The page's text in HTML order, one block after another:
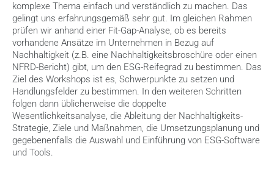
komplexe Thema einfach und verständlich zu machen. Das
gelingt uns erfahrungsgemäß sehr gut. Im gleichen Rahmen
prüfen wir anhand einer Fit-Gap-Analyse, ob es bereits
vorhandene Ansätze im Unternehmen in Bezug auf
Nachhaltigkeit (z.B. eine Nachhaltigkeitsbroschüre oder einen
NFRD-Bericht) gibt, um den ESG-Reifegrad zu bestimmen. Das
Ziel des Workshops ist es, Schwerpunkte zu setzen und
Handlungsfelder zu bestimmen. In den weiteren Schritten
folgen dann üblicherweise die doppelte
Wesentlichkeitsanalyse, die Ableitung der Nachhaltigkeits-
Strategie, Ziele und Maßnahmen, die Umsetzungsplanung und
gegebenenfalls die Auswahl und Einführung von ESG-Software
und Tools.